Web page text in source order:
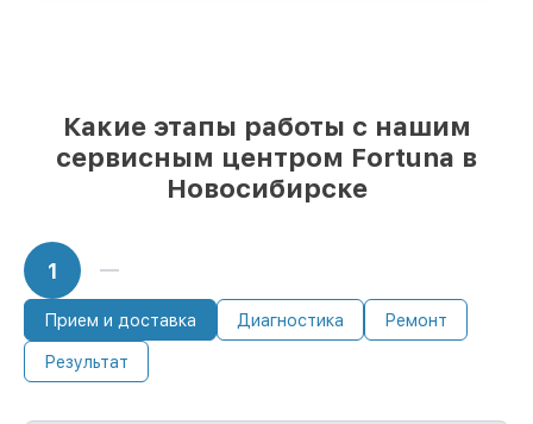
Какие этапы работы с нашим
сервисным центром Fortuna в
Новосибирске
1
Прием и доставка Диагностика Ремонт
Результат